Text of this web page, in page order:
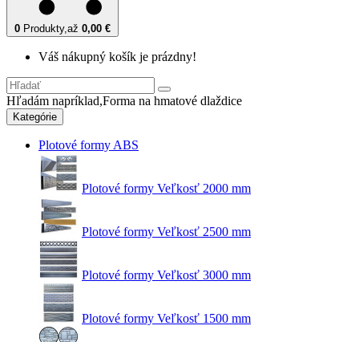
0 Produkty,až 0,00 €
Váš nákupný košík je prázdny!
Hľadám napríklad,Forma na hmatové dlaždice
Kategórie
Plotové formy ABS
Plotové formy Veľkosť 2000 mm
Plotové formy Veľkosť 2500 mm
Plotové formy Veľkosť 3000 mm
Plotové formy Veľkosť 1500 mm